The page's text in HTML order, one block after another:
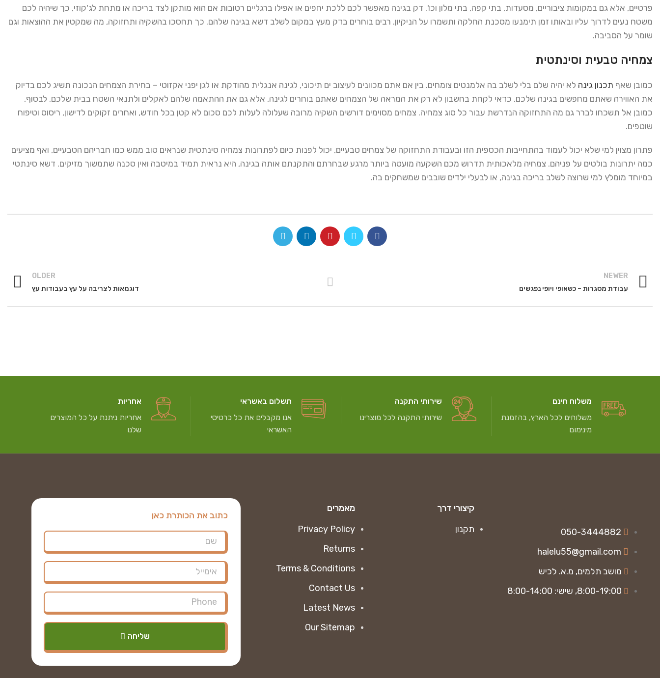
פרטיים, אלא גם במקומות ציבוריים, מסעדות, בתי קפה, בתי מלון וכו'. דק בגינה מאפשר לכם ללכת יחפים או אפילו ברגליים רטובות אם הוא מותקן לצד בריכה או מתחת לג'קוזי, כך שיהיה לכם
משטח נעים לדרוך עליו ובאותו זמן תימנעו מסכנת החלקה ותשמרו על הניקיון. רבים בוחרים בדק מעץ במקום לשלב דשא בגינה שלהם. כך תחסכו בהשקיה ותחזוקה, מה שמקטין את ההוצאות וגם
שומר על הסביבה.
צמחיה טבעית וסינתטית
כמובן שאף תכנון גינה לא יהיה שלם בלי לשלב בה אלמנטים צומחים. בין אם אתם מכוונים לעיצוב ים תיכוני, לגינה אנגלית מהודקת או לגן יפני אקזוטי – בחירת הצמחים הנכונה תשיג לכם בדיוק
את האווירה שאתם מחפשים בגינה שלכם. כדאי לקחת בחשבון לא רק את המראה של הצמחים שאתם בוחרים לגינה, אלא גם את ההתאמה שלהם לאקלים ולתנאי השטח בבית שלכם. לבסוף,
כמובן אל תשכחו לברר גם מה התחזוקה הנדרשת עבור כל סוג צמחיה. צמחים מסוימים דורשים השקיה מרובה שעלולה לעלות לכם סכום לא קטן בכל חודש, ואחרים זקוקים לדישון, ריסוס וטיפוח
שוטפים.
פתרון מצוין למי שלא יכול לעמוד בהתחייבות הכספית הזו ובעבודת התחזוקה של צמחים טבעיים, יכול לפנות כיום לפתרונות צמחיה סינתטית שנראים טוב ממש כמו חבריהם הטבעיים, ואף מציעים
כמה יתרונות בולטים על פניהם. צמחיה מלאכותית תדרוש מכם השקעה מועטה ביותר מרגע שבחרתם והתקנתם אותה בגינה, היא נראית תמיד במיטבה ואין סכנה שתמשוך מזיקים. דשא סינתטי
במיוחד מומלץ למי שרוצה לשלב בריכה בגינה, או לבעלי ילדים שובבים שמשחקים בה.
NEWER
עבודת מסגרות – כשאופי ויופי נפגשים
OLDER
דוגמאות לצריבה על עץ בעבודות עץ
משלוח חינם
משלוחים לכל הארץ, בהזמנת
מינימום
שירותי התקנה
שירותי התקנה לכל מוצרינו
תשלום באשראי
אנו מקבלים את כל כרטיסי
האשראי
אחריות
אחריות ניתנת על כל המוצרים
שלנו
050-3444882
halelu55@gmail.com
מושב תלמים, מ.א. לכיש
8:00-19:00, שישי: 8:00-14:00
קיצורי דרך
תקנון
מאמרים
Privacy Policy
Returns
Terms & Conditions
Contact Us
Latest News
Our Sitemap
כתוב את הכותרת כאן
שליחה